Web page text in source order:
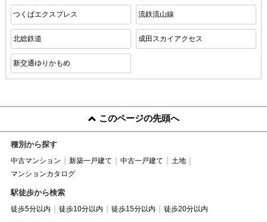
つくばエクスプレス 流鉄流山線
北総鉄道 成田スカイアクセス
新交通ゆりかもめ
このページの先頭へ
種別から探す
中古マンション 新築一戸建て 中古一戸建て
土地
マンションカタログ
駅徒歩から検索
徒歩5分以内 徒歩10分以内 徒歩15分以内 徒歩20分以内